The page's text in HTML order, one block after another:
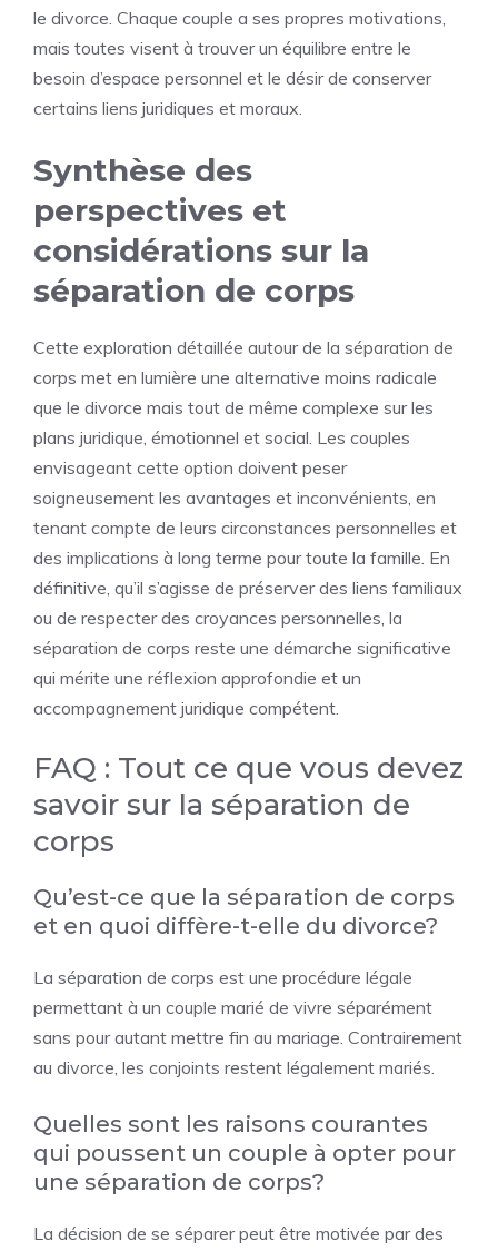
le divorce. Chaque couple a ses propres motivations,
mais toutes visent à trouver un équilibre entre le
besoin d’espace personnel et le désir de conserver
certains liens juridiques et moraux.
Synthèse des
perspectives et
considérations sur la
séparation de corps
Cette exploration détaillée autour de la séparation de
corps met en lumière une alternative moins radicale
que le divorce mais tout de même complexe sur les
plans juridique, émotionnel et social. Les couples
envisageant cette option doivent peser
soigneusement les avantages et inconvénients, en
tenant compte de leurs circonstances personnelles et
des implications à long terme pour toute la famille. En
définitive, qu’il s’agisse de préserver des liens familiaux
ou de respecter des croyances personnelles, la
séparation de corps reste une démarche significative
qui mérite une réflexion approfondie et un
accompagnement juridique compétent.
FAQ : Tout ce que vous devez
savoir sur la séparation de
corps
Qu’est-ce que la séparation de corps
et en quoi diffère-t-elle du divorce?
La séparation de corps est une procédure légale
permettant à un couple marié de vivre séparément
sans pour autant mettre fin au mariage. Contrairement
au divorce, les conjoints restent légalement mariés.
Quelles sont les raisons courantes
qui poussent un couple à opter pour
une séparation de corps?
La décision de se séparer peut être motivée par des